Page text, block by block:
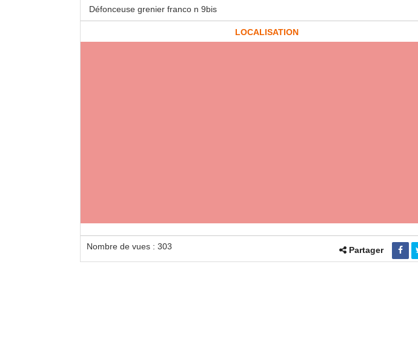
Défonceuse grenier franco n 9bis
LOCALISATION
Nombre de vues : 303 Partager